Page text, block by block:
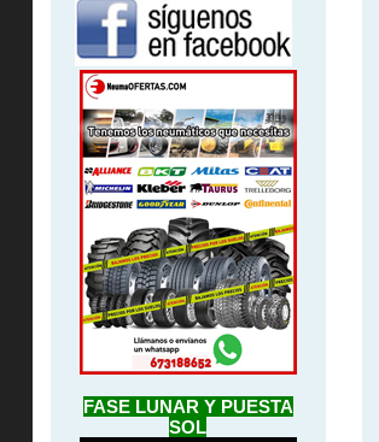
FASE LUNAR Y PUESTA
SOL